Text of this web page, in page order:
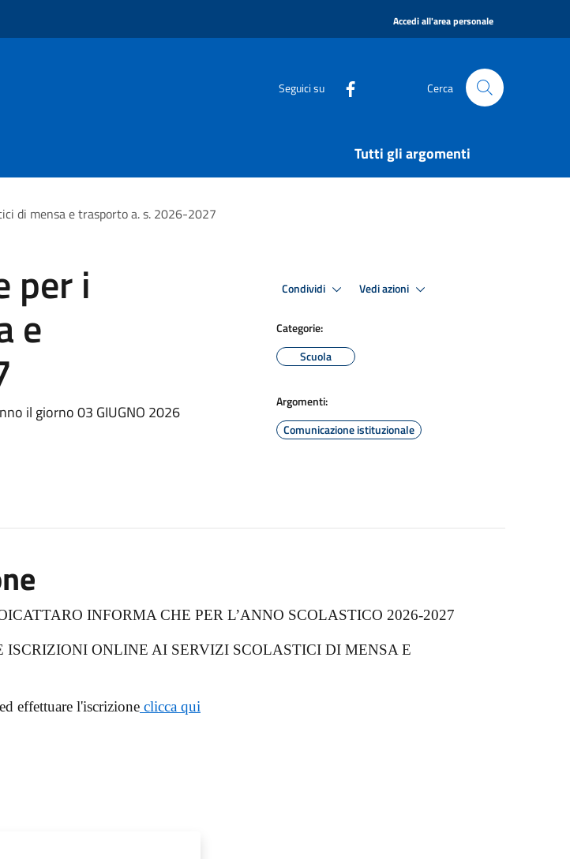
Accedi all'area personale
Seguici su Cerca
Tutti gli argomenti
di mensa e trasporto a. s. 2026-2027
per i
e
il giorno 03 GIUGNO 2026
Condividi Vedi azioni
Categorie:
Scuola
Argomenti:
Comunicazione istituzionale
INFORMA CHE PER L’ANNO SCOLASTICO 2026-2027
ISCRIZIONI ONLINE AI SERVIZI SCOLASTICI DI MENSA E
effettuare l'iscrizioneclicca qui